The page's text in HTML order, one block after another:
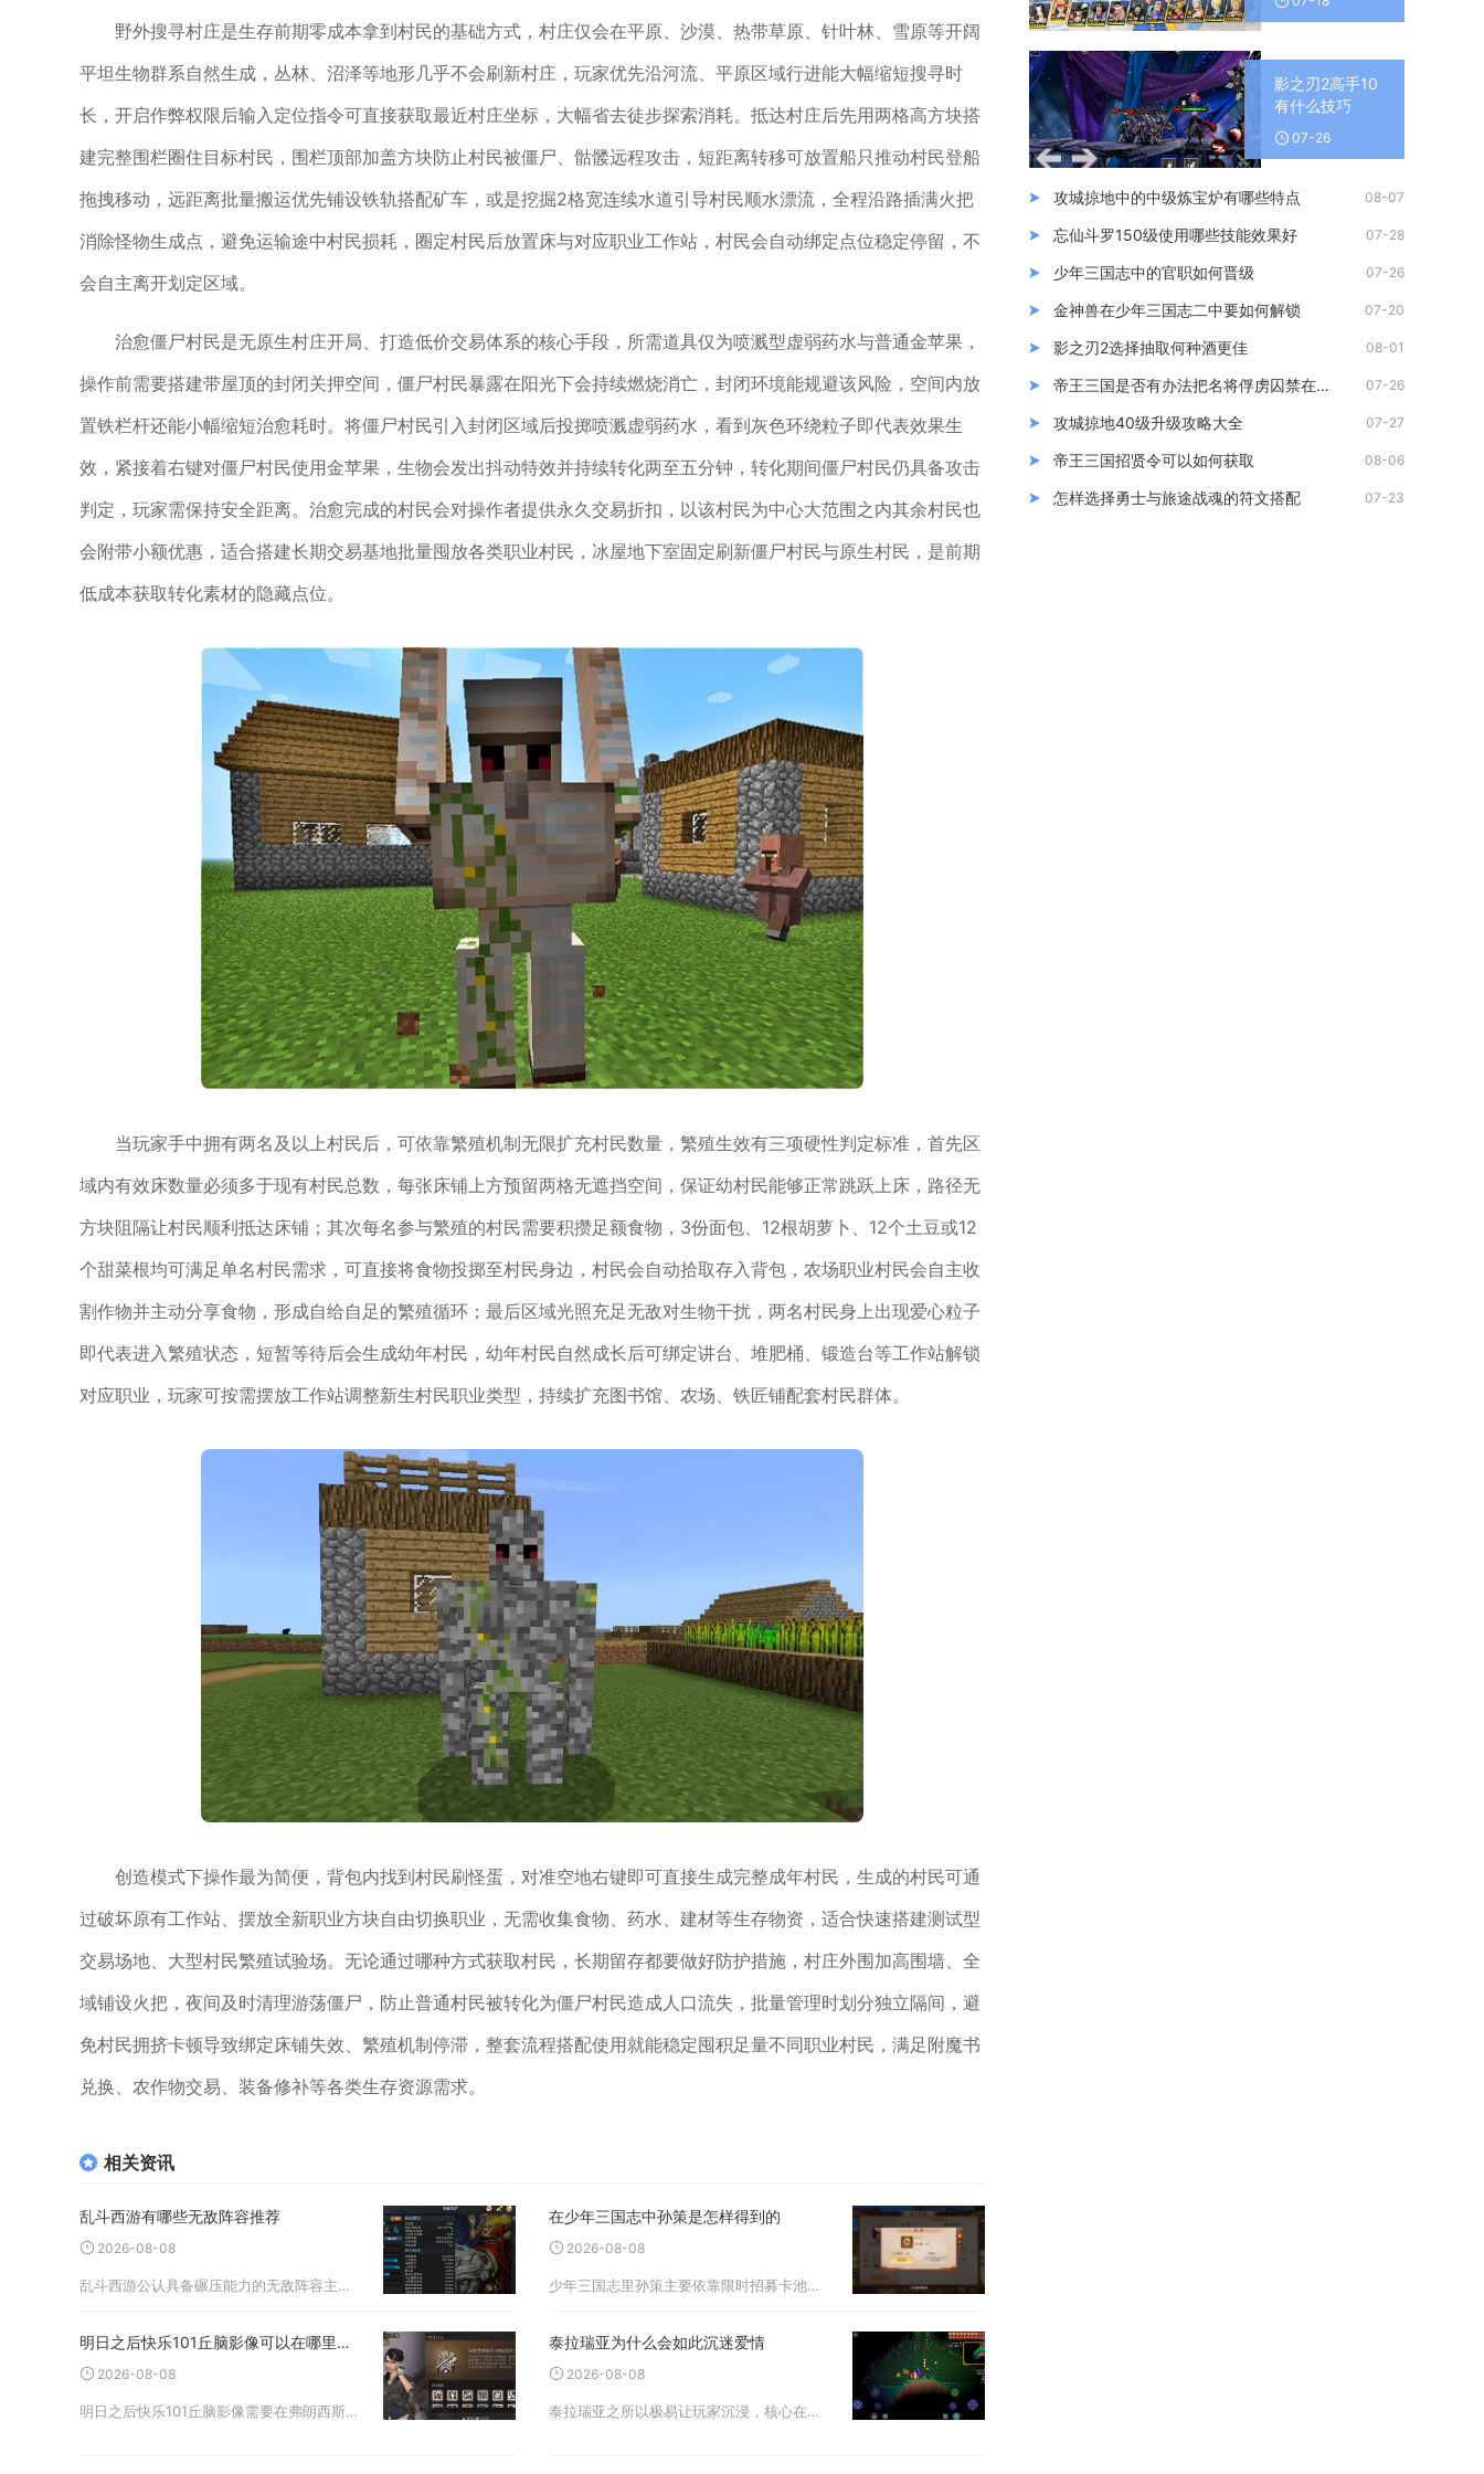
野外搜寻村庄是生存前期零成本拿到村民的基础方式，村庄仅会在平原、沙漠、热带草原、针叶林、雪原等开阔
平坦生物群系自然生成，丛林、沼泽等地形几乎不会刷新村庄，玩家优先沿河流、平原区域行进能大幅缩短搜寻时
长，开启作弊权限后输入定位指令可直接获取最近村庄坐标，大幅省去徒步探索消耗。抵达村庄后先用两格高方块搭
建完整围栏圈住目标村民，围栏顶部加盖方块防止村民被僵尸、骷髅远程攻击，短距离转移可放置船只推动村民登船
拖拽移动，远距离批量搬运优先铺设铁轨搭配矿车，或是挖掘2格宽连续水道引导村民顺水漂流，全程沿路插满火把
消除怪物生成点，避免运输途中村民损耗，圈定村民后放置床与对应职业工作站，村民会自动绑定点位稳定停留，不
会自主离开划定区域。
治愈僵尸村民是无原生村庄开局、打造低价交易体系的核心手段，所需道具仅为喷溅型虚弱药水与普通金苹果，
操作前需要搭建带屋顶的封闭关押空间，僵尸村民暴露在阳光下会持续燃烧消亡，封闭环境能规避该风险，空间内放
置铁栏杆还能小幅缩短治愈耗时。将僵尸村民引入封闭区域后投掷喷溅虚弱药水，看到灰色环绕粒子即代表效果生
效，紧接着右键对僵尸村民使用金苹果，生物会发出抖动特效并持续转化两至五分钟，转化期间僵尸村民仍具备攻击
判定，玩家需保持安全距离。治愈完成的村民会对操作者提供永久交易折扣，以该村民为中心大范围之内其余村民也
会附带小额优惠，适合搭建长期交易基地批量囤放各类职业村民，冰屋地下室固定刷新僵尸村民与原生村民，是前期
低成本获取转化素材的隐藏点位。
当玩家手中拥有两名及以上村民后，可依靠繁殖机制无限扩充村民数量，繁殖生效有三项硬性判定标准，首先区
域内有效床数量必须多于现有村民总数，每张床铺上方预留两格无遮挡空间，保证幼村民能够正常跳跃上床，路径无
方块阻隔让村民顺利抵达床铺；其次每名参与繁殖的村民需要积攒足额食物，3份面包、12根胡萝卜、12个土豆或12
个甜菜根均可满足单名村民需求，可直接将食物投掷至村民身边，村民会自动拾取存入背包，农场职业村民会自主收
割作物并主动分享食物，形成自给自足的繁殖循环；最后区域光照充足无敌对生物干扰，两名村民身上出现爱心粒子
即代表进入繁殖状态，短暂等待后会生成幼年村民，幼年村民自然成长后可绑定讲台、堆肥桶、锻造台等工作站解锁
对应职业，玩家可按需摆放工作站调整新生村民职业类型，持续扩充图书馆、农场、铁匠铺配套村民群体。
创造模式下操作最为简便，背包内找到村民刷怪蛋，对准空地右键即可直接生成完整成年村民，生成的村民可通
过破坏原有工作站、摆放全新职业方块自由切换职业，无需收集食物、药水、建材等生存物资，适合快速搭建测试型
交易场地、大型村民繁殖试验场。无论通过哪种方式获取村民，长期留存都要做好防护措施，村庄外围加高围墙、全
域铺设火把，夜间及时清理游荡僵尸，防止普通村民被转化为僵尸村民造成人口流失，批量管理时划分独立隔间，避
免村民拥挤卡顿导致绑定床铺失效、繁殖机制停滞，整套流程搭配使用就能稳定囤积足量不同职业村民，满足附魔书
兑换、农作物交易、装备修补等各类生存资源需求。
相关资讯
乱斗西游有哪些无敌阵容推荐
2026-08-08
乱斗西游公认具备碾压能力的无敌阵容主要分为三套，分别是地藏菩萨+铁扇公主+哪吒均衡续航流、金角大王+赤虎鲨+哪吒物理爆发菜刀队、牛魔王+禺狨王+铁扇公主法术持续输出阵容，三套阵容分别适配排行榜对战、篝火夜话、闯
在少年三国志中孙策是怎样得到的
2026-08-08
少年三国志里孙策主要依靠限时招募卡池、赛季三顾茅庐兑换、多渠道碎片收集合成三种途径获取，零氪玩家可长期攒碎片合成，有元宝储备的玩家能借助活动快速拿到完整武将。招募系统是直接获取完整孙策最快捷的渠道，游戏会定期上
明日之后快乐101丘脑影像可以在哪里观赏
2026-08-08
明日之后快乐101丘脑影像需要在弗朗西斯所在的调查区域进行观赏，抵达快乐101市政厅旁的临时调查据点，找到NPC弗朗西斯即可触发丘脑影像相关交互，读取收集到的丘脑信息，观看完整丘脑影像。想要顺利观看丘脑影像，不
泰拉瑞亚为什么会如此沉迷爱情
2026-08-08
泰拉瑞亚之所以极易让玩家沉浸，核心在于游戏搭建了一套可自由调控节奏、奖励持续反馈的闭环玩法，兼具沙盒创造的松弛感与冒险闯关的目标驱动力，能够长期抓住玩家注意力。游戏摒弃固定主线任务，不会强制规定游玩路线，冒险者
影之刃2高手10
有什么技巧
07-26
攻城掠地中的中级炼宝炉有哪些特点 08-07
忘仙斗罗150级使用哪些技能效果好 07-28
少年三国志中的官职如何晋级 07-26
金神兽在少年三国志二中要如何解锁 07-20
影之刃2选择抽取何种酒更佳 08-01
帝王三国是否有办法把名将俘虏囚禁在基地 07-26
攻城掠地40级升级攻略大全 07-27
帝王三国招贤令可以如何获取 08-06
怎样选择勇士与旅途战魂的符文搭配 07-23